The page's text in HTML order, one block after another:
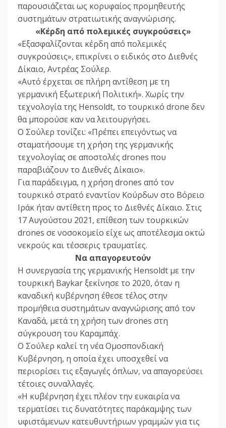
παρουσιάζεται ως κορυφαίος προμηθευτής
συστημάτων στρατιωτικής αναγνώρισης.
«Κέρδη από πολεμικές συγκρούσεις»
«Εξασφαλίζονται κέρδη από πολεμικές
συγκρούσεις», επικρίνει ο ειδικός στο Διεθνές
Δίκαιο, Αντρέας Σούλερ.
«Αυτό έρχεται σε πλήρη αντίθεση με τη
γερμανική Εξωτερική Πολιτική». Χωρίς την
τεχνολογία της Hensoldt, το τουρκικό drone δεν
θα μπορούσε καν να λειτουργήσει.
Ο Σούλερ τονίζει: «Πρέπει επειγόντως να
σταματήσουμε τη χρήση της γερμανικής
τεχνολογίας σε αποστολές drones που
παραβιάζουν το Διεθνές Δίκαιο».
Για παράδειγμα, η χρήση drones από τον
τουρκικό στρατό εναντίον Κούρδων στο Βόρειο
Ιράκ ήταν αντίθετη προς το Διεθνές Δίκαιο. Στις
17 Αυγούστου 2021, επίθεση των τουρκικών
drones σε νοσοκομείο είχε ως αποτέλεσμα οκτώ
νεκρούς και τέσσερις τραυματίες.
Να απαγορευτούν
Η συνεργασία της γερμανικής Hensoldt με την
τουρκική Baykar ξεκίνησε το 2020, όταν η
καναδική κυβέρνηση έθεσε τέλος στην
προμήθεια συστημάτων αναγνώρισης από τον
Καναδά, μετά τη χρήση των drones στη
σύγκρουση του Καραμπάχ.
Ο Σούλερ καλεί τη νέα Ομοσπονδιακή
Κυβέρνηση, η οποία έχει υποσχεθεί να
περιορίσει τις εξαγωγές όπλων, να απαγορεύσει
τέτοιες συναλλαγές.
«Η κυβέρνηση έχει πλέον την ευκαιρία να
τερματίσει τις δυνατότητες παράκαμψης των
υφιστάμενων κατευθυντήριων γραμμών για τις